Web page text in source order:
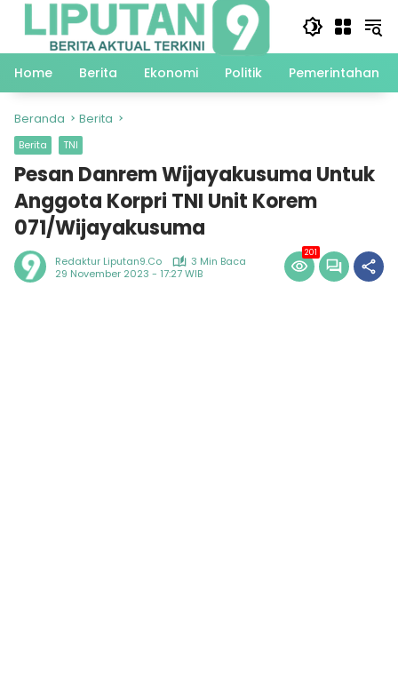
Langsung
Home
Berita Ekonomi Politik Pemerintahan
Beranda Berita
Berita TNI
Pesan Danrem Wijayakusuma Untuk
Anggota Korpri TNI Unit Korem
071/Wijayakusuma
Redaktur Liputan9.co
3 Min Baca
29 November 2023 - 17:27 WIB
201